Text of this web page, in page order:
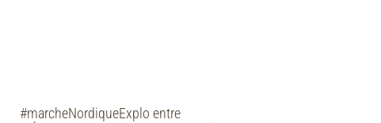
#marcheNordiqueExplo entre